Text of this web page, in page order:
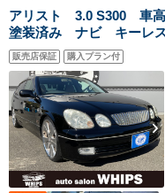
アリスト 3.0 S300 車
塗装済み ナビ キーレ
ン DVD再生 CD再生
販売店保証 購入プラン付